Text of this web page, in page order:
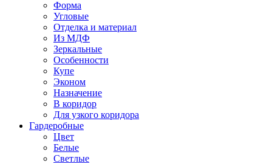
Форма
Угловые
Отделка и материал
Из МДФ
Зеркальные
Особенности
Купе
Эконом
Назначение
В коридор
Для узкого коридора
Гардеробные
Цвет
Белые
Светлые